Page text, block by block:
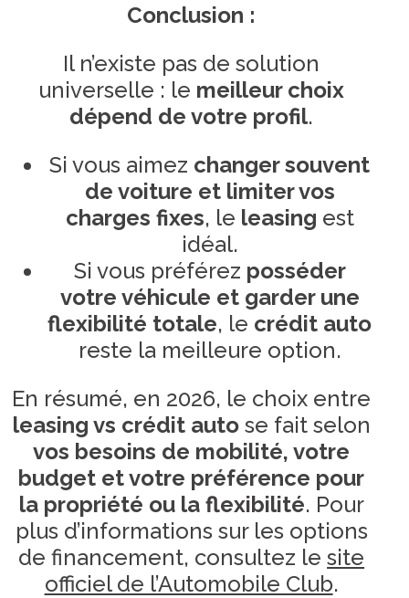
Conclusion :
Il n’existe pas de solution
universelle : le meilleur choix
dépend de votre profil.
Si vous aimez changer souvent
de voiture et limiter vos
charges fixes, le leasing est
idéal.
Si vous préférez posséder
votre véhicule et garder une
flexibilité totale, le crédit auto
reste la meilleure option.
En résumé, en 2026, le choix entre
leasing vs crédit autose fait selon
vos besoins de mobilité, votre
budget et votre préférence pour
la propriété ou la flexibilité. Pour
plus d’informations sur les options
de financement, consultez lesite
officiel de l’Automobile Club.